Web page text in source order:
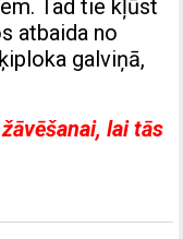
Tad tie kļūst
atbaida no
galviņā,
lai tās